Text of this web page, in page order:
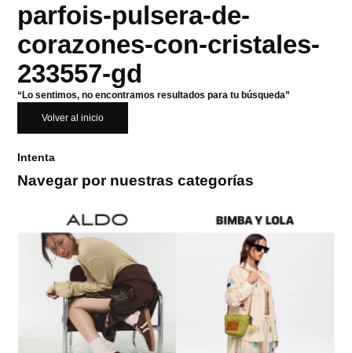
parfois-pulsera-de-
corazones-con-cristales-
233557-gd
“Lo sentimos, no encontramos resultados para tu búsqueda”
Volver al inicio
Intenta
Navegar por nuestras categorías